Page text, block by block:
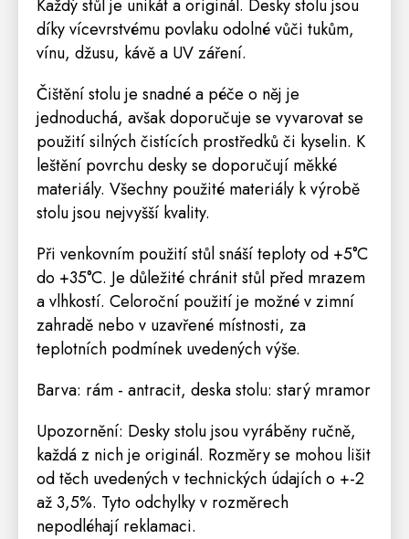
Každý stůl je unikát a originál. Desky stolu jsou
díky vícevrstvému povlaku odolné vůči tukům,
vínu, džusu, kávě a UV záření.
Čištění stolu je snadné a péče o něj je
jednoduchá, avšak doporučuje se vyvarovat se
použití silných čistících prostředků či kyselin. K
leštění povrchu desky se doporučují měkké
materiály. Všechny použité materiály k výrobě
stolu jsou nejvyšší kvality.
Při venkovním použití stůl snáší teploty od +5°C
do +35°C. Je důležité chránit stůl před mrazem
a vlhkostí. Celoroční použití je možné v zimní
zahradě nebo v uzavřené místnosti, za
teplotních podmínek uvedených výše.
Barva: rám - antracit, deska stolu: starý mramor
Upozornění: Desky stolu jsou vyráběny ručně,
každá z nich je originál. Rozměry se mohou lišit
od těch uvedených v technických údajích o +-2
až 3,5%. Tyto odchylky v rozměrech
nepodléhají reklamaci.